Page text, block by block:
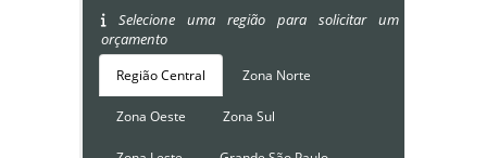
Selecione uma região para solicitar um
orçamento
Região Central Zona Norte
Zona Oeste Zona Sul